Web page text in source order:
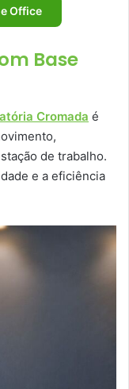
Office
Base
Cromada é
de trabalho.
e a eficiência